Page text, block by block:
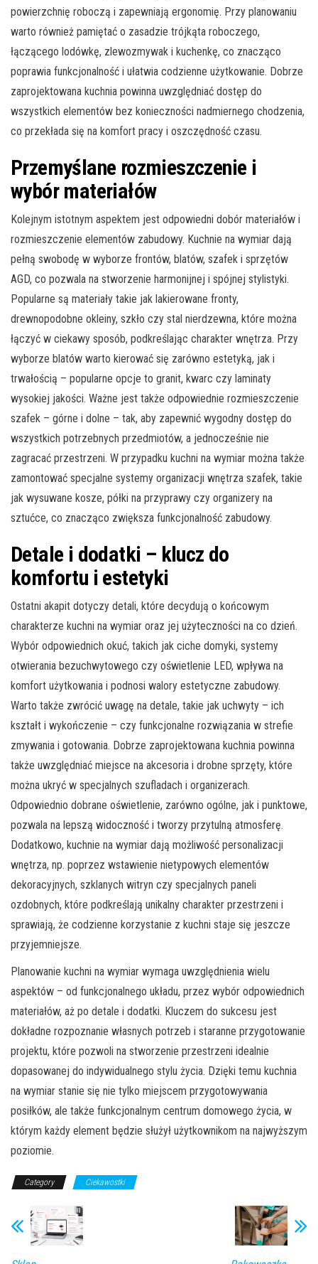
powierzchnię roboczą i zapewniają ergonomię. Przy planowaniu
warto również pamiętać o zasadzie trójkąta roboczego,
łączącego lodówkę, zlewozmywak i kuchenkę, co znacząco
poprawia funkcjonalność i ułatwia codzienne użytkowanie. Dobrze
zaprojektowana kuchnia powinna uwzględniać dostęp do
wszystkich elementów bez konieczności nadmiernego chodzenia,
co przekłada się na komfort pracy i oszczędność czasu.
Przemyślane rozmieszczenie i
wybór materiałów
Kolejnym istotnym aspektem jest odpowiedni dobór materiałów i
rozmieszczenie elementów zabudowy. Kuchnie na wymiar dają
pełną swobodę w wyborze frontów, blatów, szafek i sprzętów
AGD, co pozwala na stworzenie harmonijnej i spójnej stylistyki.
Popularne są materiały takie jak lakierowane fronty,
drewnopodobne okleiny, szkło czy stal nierdzewna, które można
łączyć w ciekawy sposób, podkreślając charakter wnętrza. Przy
wyborze blatów warto kierować się zarówno estetyką, jak i
trwałością – popularne opcje to granit, kwarc czy laminaty
wysokiej jakości. Ważne jest także odpowiednie rozmieszczenie
szafek – górne i dolne – tak, aby zapewnić wygodny dostęp do
wszystkich potrzebnych przedmiotów, a jednocześnie nie
zagracać przestrzeni. W przypadku kuchni na wymiar można także
zamontować specjalne systemy organizacji wnętrza szafek, takie
jak wysuwane kosze, półki na przyprawy czy organizery na
sztućce, co znacząco zwiększa funkcjonalność zabudowy.
Detale i dodatki – klucz do
komfortu i estetyki
Ostatni akapit dotyczy detali, które decydują o końcowym
charakterze kuchni na wymiar oraz jej użyteczności na co dzień.
Wybór odpowiednich okuć, takich jak ciche domyki, systemy
otwierania bezuchwytowego czy oświetlenie LED, wpływa na
komfort użytkowania i podnosi walory estetyczne zabudowy.
Warto także zwrócić uwagę na detale, takie jak uchwyty – ich
kształt i wykończenie – czy funkcjonalne rozwiązania w strefie
zmywania i gotowania. Dobrze zaprojektowana kuchnia powinna
także uwzględniać miejsce na akcesoria i drobne sprzęty, które
można ukryć w specjalnych szufladach i organizerach.
Odpowiednio dobrane oświetlenie, zarówno ogólne, jak i punktowe,
pozwala na lepszą widoczność i tworzy przytulną atmosferę.
Dodatkowo, kuchnie na wymiar dają możliwość personalizacji
wnętrza, np. poprzez wstawienie nietypowych elementów
dekoracyjnych, szklanych witryn czy specjalnych paneli
ozdobnych, które podkreślają unikalny charakter przestrzeni i
sprawiają, że codzienne korzystanie z kuchni staje się jeszcze
przyjemniejsze.
Planowanie kuchni na wymiar wymaga uwzględnienia wielu
aspektów – od funkcjonalnego układu, przez wybór odpowiednich
materiałów, aż po detale i dodatki. Kluczem do sukcesu jest
dokładne rozpoznanie własnych potrzeb i staranne przygotowanie
projektu, które pozwoli na stworzenie przestrzeni idealnie
dopasowanej do indywidualnego stylu życia. Dzięki temu kuchnia
na wymiar stanie się nie tylko miejscem przygotowywania
posiłków, ale także funkcjonalnym centrum domowego życia, w
którym każdy element będzie służył użytkownikom na najwyższym
poziomie.
Category Ciekawostki